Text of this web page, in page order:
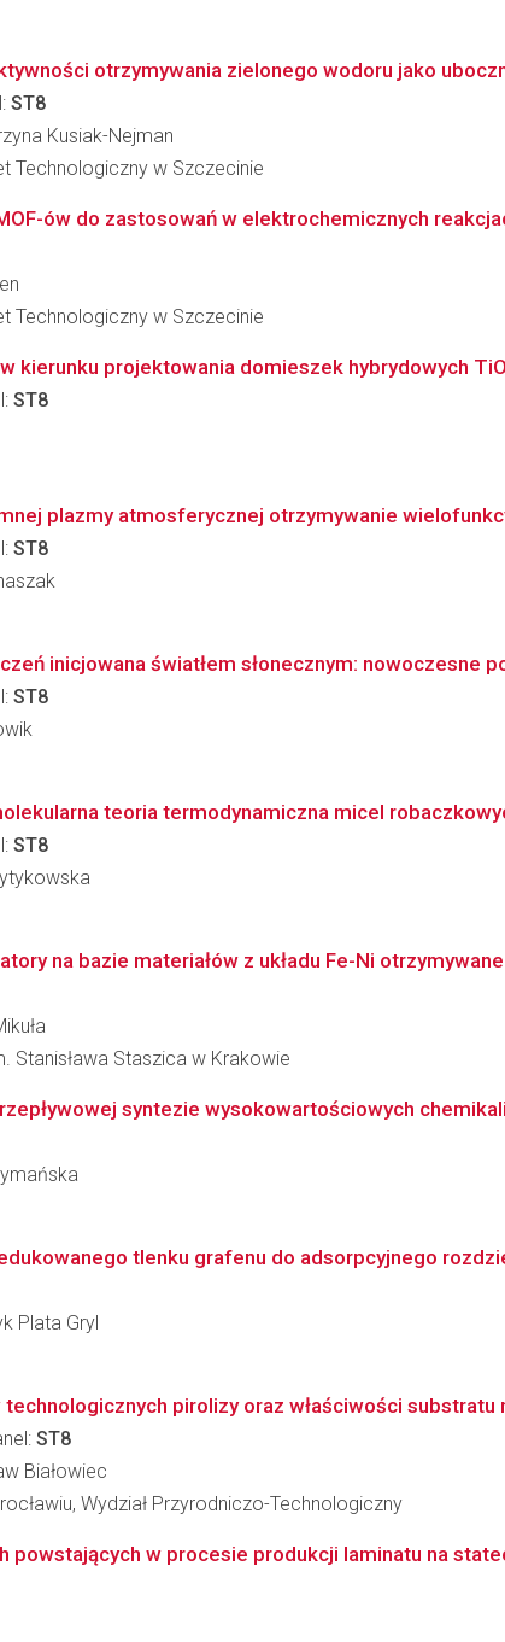
otrzymywania zielonego wodoru jako
ST8
Kusiak-Nejman
Technologiczny w Szczecinie
ów do zastosowań w elektrochemicznych
Technologiczny w Szczecinie
kierunku projektowania domieszek hybrydowych
ST8
plazmy atmosferycznej otrzymywanie
ST8
inicjowana światłem słonecznym: nowoczesne
ST8
teoria termodynamiczna micel
ST8
na bazie materiałów z układu Fe-Ni
Stanisława Staszica w Krakowie
syntezie wysokowartościowych
tlenku grafenu do adsorpcyjnego
Plata Gryl
pirolizy oraz właściwości
ST8
Białowiec
Wydział Przyrodniczo-Technologiczny
powstających w procesie produkcji laminatu na